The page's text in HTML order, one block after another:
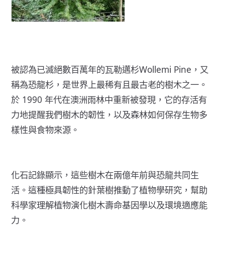
被認為已滅絕數百萬年的瓦勒邁杉Wollemi Pine ，又
稱為恐龍杉，是世界上最稀有且最古老的樹木之一。
於 1990 年代在澳洲雨林中重新被發現，它的存活有
力地提醒我們樹木的韌性，以及森林如何保存生物多
樣性與食物來源。
化石記錄顯示，這些樹木在兩億年前與恐龍共同生
活。這種極具韌性的針葉樹推動了植物學研究，幫助
科學家理解植物演化樹木壽命基因學以及環境適應能
力。